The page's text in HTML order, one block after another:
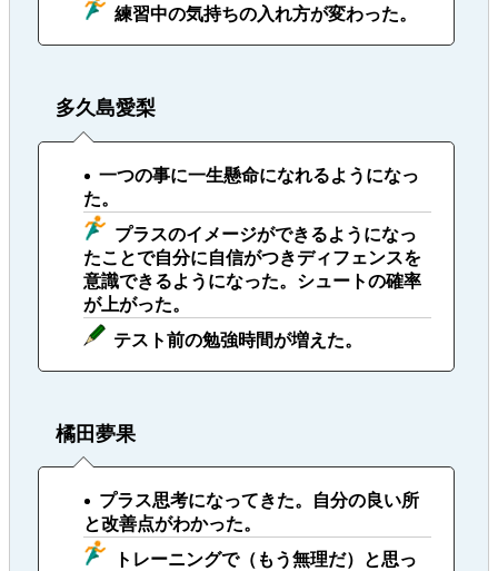
練習中の気持ちの入れ方が変わった。
多久島愛梨
一つの事に一生懸命になれるようになっ
た。
プラスのイメージができるようになっ
たことで自分に自信がつきディフェンスを
意識できるようになった。シュートの確率
が上がった。
テスト前の勉強時間が増えた。
橘田夢果
プラス思考になってきた。自分の良い所
と改善点がわかった。
トレーニングで（もう無理だ）と思っ